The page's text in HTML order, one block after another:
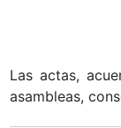
Las actas,
asambleas,